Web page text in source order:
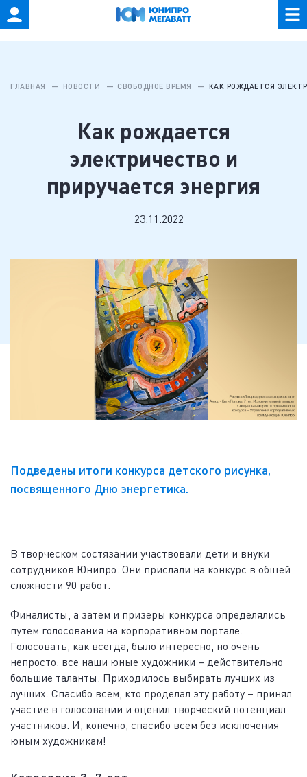
ГЛАВНАЯ НОВОСТИ СВОБОДНОЕ ВРЕМЯ КАК РОЖДАЕТСЯ
Как рождается
электричество и
приручается энергия
23.11.2022
Подведены итоги конкурса детского рисунка,
посвященного Дню энергетика.
В творческом состязании участвовали дети и внуки
сотрудников Юнипро. Они прислали на конкурс в общей
сложности 90 работ.
Финалисты, а затем и призеры конкурса определялись
путем голосования на корпоративном портале.
Голосовать, как всегда, было интересно, но очень
непросто: все наши юные художники – действительно
большие таланты. Приходилось выбирать лучших из
лучших. Спасибо всем, кто проделал эту работу – принял
участие в голосовании и оценил творческий потенциал
участников. И, конечно, спасибо всем без исключения
юным художникам!